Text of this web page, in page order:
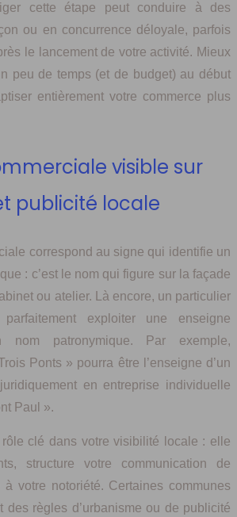
cette étape peut conduire à des
ou en concurrence déloyale, parfois
le lancement de votre activité. Mieux
peu de temps (et de budget) au début
entièrement votre commerce plus
visible sur
publicité locale
correspond au signe qui identifie un
: c’est le nom qui figure sur la façade
ou atelier. Là encore, un particulier
parfaitement exploiter une enseigne
nom patronymique. Par exemple,
Ponts » pourra être l’enseigne d’un
en entreprise individuelle
Paul ».
rôle clé dans votre visibilité locale : elle
structure votre communication de
votre notoriété. Certaines communes
des règles d’urbanisme ou de publicité